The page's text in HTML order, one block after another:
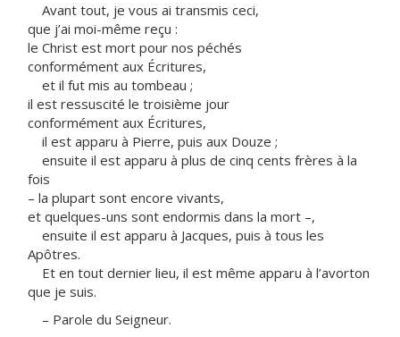
Avant tout, je vous ai transmis ceci,
que j’ai moi-même reçu :
le Christ est mort pour nos péchés
conformément aux Écritures,
et il fut mis au tombeau ;
il est ressuscité le troisième jour
conformément aux Écritures,
il est apparu à Pierre, puis aux Douze ;
ensuite il est apparu à plus de cinq cents frères à la
fois
– la plupart sont encore vivants,
et quelques-uns sont endormis dans la mort –,
ensuite il est apparu à Jacques, puis à tous les
Apôtres.
Et en tout dernier lieu, il est même apparu à l’avorton
que je suis.
– Parole du Seigneur.